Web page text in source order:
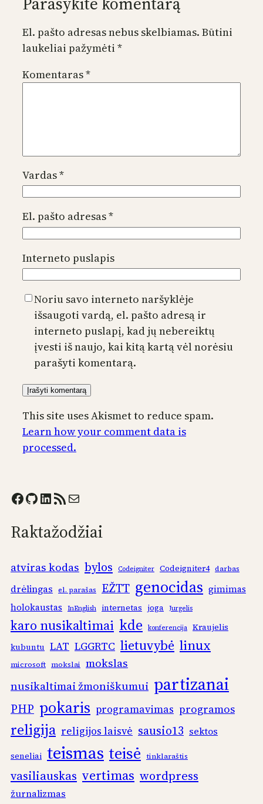
El. pašto adresas nebus skelbiamas. Būtini
laukeliai pažymėti *
Komentaras*
Vardas*
El. pašto adresas*
Interneto puslapis
Noriu savo interneto naršyklėje
išsaugoti vardą, el. pašto adresą ir
interneto puslapį, kad jų nebereiktų
įvesti iš naujo, kai kitą kartą vėl norėsiu
parašyti komentarą.
This site uses Akismet to reduce spam.
Learn how your comment data is
processed.
Facebook GitHub LinkedIn RSS Feed Mail
Raktažodžiai
atviras kodas bylos Codeigniter Codeigniter4 darbas
drėlingas el. parašas EŽTT genocidas gimimas
holokaustas
InEnglish internetas joga Jurgelis
karo nusikaltimai kde konferencija Kraujelis
kubuntu LAT LGGRTC lietuvybė linux
microsoft mokslai mokslas
nusikaltimai žmoniškumui partizanai
PHP pokaris programavimas programos
religija religijos laisvė sausio13 sektos
seneliai teismas teisė tinklaraštis
vasiliauskas vertimas wordpress
žurnalizmas